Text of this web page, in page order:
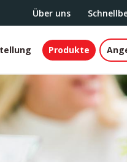
Über uns
Produkte